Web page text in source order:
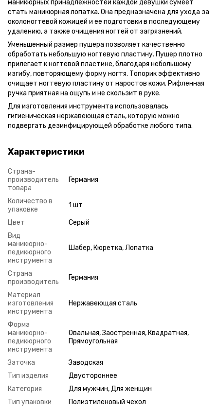
маникюрных принадлежностей каждой девушки сумеет
стать маникюрная лопатка. Она предназначена для ухода за
околоногтевой кожицей и ее подготовки в последующему
удалению, а также очищения ногтей от загрязнений.
Уменьшенный размер пушера позволяет качественно
обработать небольшую ногтевую пластину. Пушер плотно
прилегает к ногтевой пластине, благодаря небольшому
изгибу, повторяющему форму ногтя. Топорик эффективно
очищает ногтевую пластину от наростов кожи. Рифленная
ручка приятная на ощупь и не скользит в руке.
Для изготовления инструмента использовалась
гигиеническая нержавеющая сталь, которую можно
подвергать дезинфицирующей обработке любого типа.
Характеристики
Страна-
производитель
товара
Германия
Количество в
упаковке
1 шт
Цвет
Серый
Вид
маникюрно-
педикюрного
инструмента
Шабер, Кюретка, Лопатка
Страна
производитель
Германия
Материал
изготовления
инструмента
Нержавеющая сталь
Форма
маникюрно-
педикюрного
инструмента
Овальная, Заостренная, Квадратная,
Прямоугольная
Заточка
Заводская
Тип изделия
Двустороннее
Категория
Для мужчин, Для женщин
Тип упаковки
Полиэтиленовый чехол